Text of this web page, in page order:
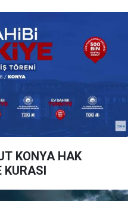
KONYA HAK
KURASI